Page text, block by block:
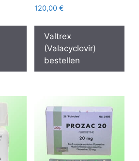
120,00 €
Valtrex
(Valacyclovir)
bestellen